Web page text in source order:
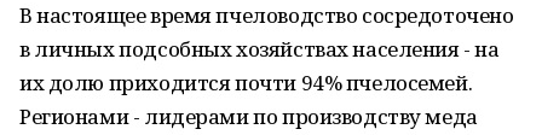
В настоящее время пчеловодство сосредоточено
в личных подсобных хозяйствах населения - на
их долю приходится почти 94% пчелосемей.
Регионами - лидерами по производству меда